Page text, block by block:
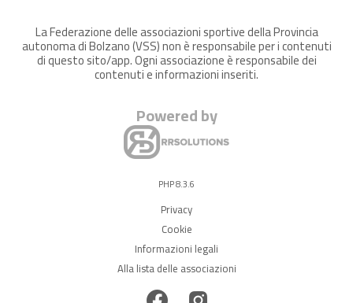
La Federazione delle associazioni sportive della Provincia
autonoma di Bolzano (VSS) non è responsabile per i contenuti
di questo sito/app. Ogni associazione è responsabile dei
contenuti e informazioni inseriti.
Powered by
PHP 8.3.6
Privacy
Cookie
Informazioni legali
Alla lista delle associazioni